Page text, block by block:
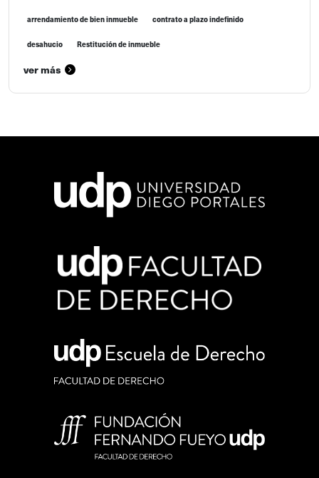
arrendamiento de bien inmueble contrato a plazo indefinido
desahucio Restitución de inmueble
ver más